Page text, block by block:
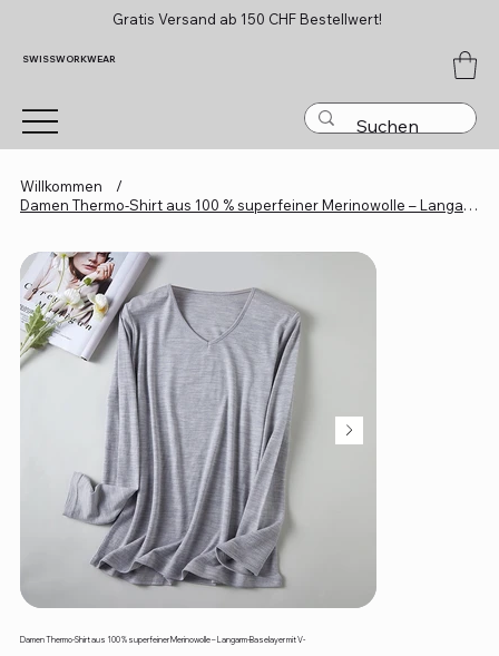
Gratis Versand ab 150 CHF Bestellwert!
SWISSWORKWEAR
Willkommen
/
Damen Thermo-Shirt aus 100 % superfeiner Merinowolle – Langarm-Baselayer mit V-
Damen Thermo-Shirt aus 100 % superfeiner Merinowolle – Langarm-Baselayer mit V-